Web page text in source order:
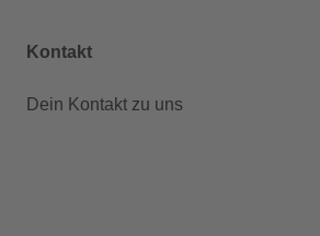
Kontakt
Dein Kontakt zu uns